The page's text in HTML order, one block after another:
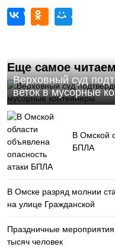
Еще самое
Верховный суд
веток в мусорные
В Омской
БПЛА
В Омске разряд молнии
на улице Гражданской
Праздничные
тысяч человек